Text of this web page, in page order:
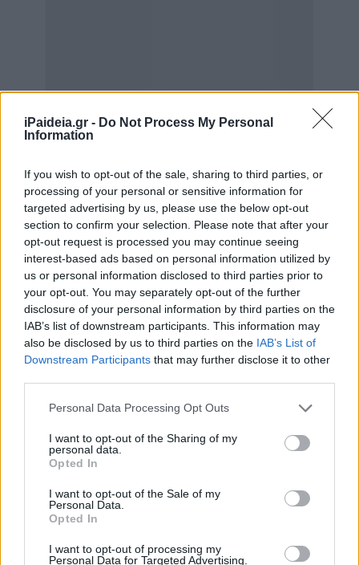
iPaideia.gr - Do Not Process My Personal
Information
If you wish to opt-out of the sale, sharing to third parties, or
processing of your personal or sensitive information for
targeted advertising by us, please use the below opt-out
section to confirm your selection. Please note that after your
opt-out request is processed you may continue seeing
interest-based ads based on personal information utilized by
us or personal information disclosed to third parties prior to
your opt-out. You may separately opt-out of the further
disclosure of your personal information by third parties on the
IAB’s list of downstream participants. This information may
also be disclosed by us to third parties on the IAB’s List of
Downstream Participants that may further disclose it to other
Please note that this website/app uses one or more Google
not limited to your visit or usage behaviour. You may click to
grant or deny consent to Google and its third-party tags to
use your data for below specified purposes in below Google
consent section.
Personal Data Processing Opt Outs
I want to opt-out of the Sharing of my
personal data.
Opted In
I want to opt-out of the Sale of my
Personal Data.
Opted In
I want to opt-out of processing my
Personal Data for Targeted Advertising.
«Στα αρχικά στάδια της νόσου, μπορεί πραγματικά να μην
είναι δυνατό να διακρίνει κανείς τη διαφορά μεταξύ του
χανταϊού και της γρίπης», εξηγεί η δρ Σόνια Μπαρτολόμε
του Ιατρικού Κέντρου UT Southwestern στο Ντάλας.
Τα συμπτώματα του πνευμονικού συνδρόμου (HPS)
εμφανίζονται συνήθως μία έως οκτώ εβδομάδες μετά
την επαφή με μολυσμένο τρωκτικό. Καθώς η λοίμωξη